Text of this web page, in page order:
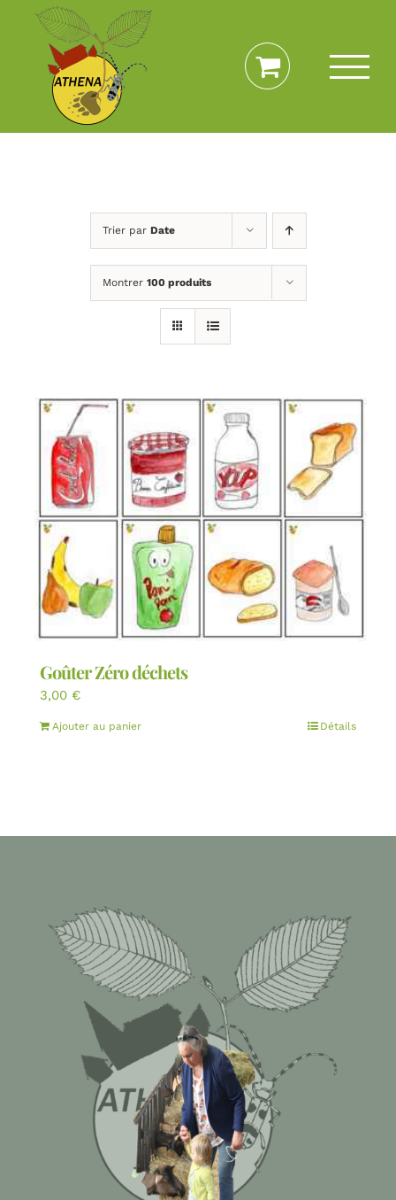
Passer
contenu
Trier par Date
Montrer 100 produits
Goûter Zéro déchets
3,00 €
Ajouter au panier Détails